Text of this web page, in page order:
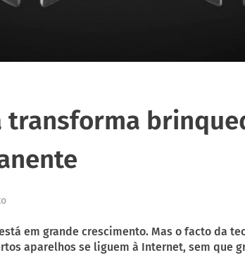
transforma
em grande crescimento. Mas o facto da
aparelhos se liguem à Internet, sem que